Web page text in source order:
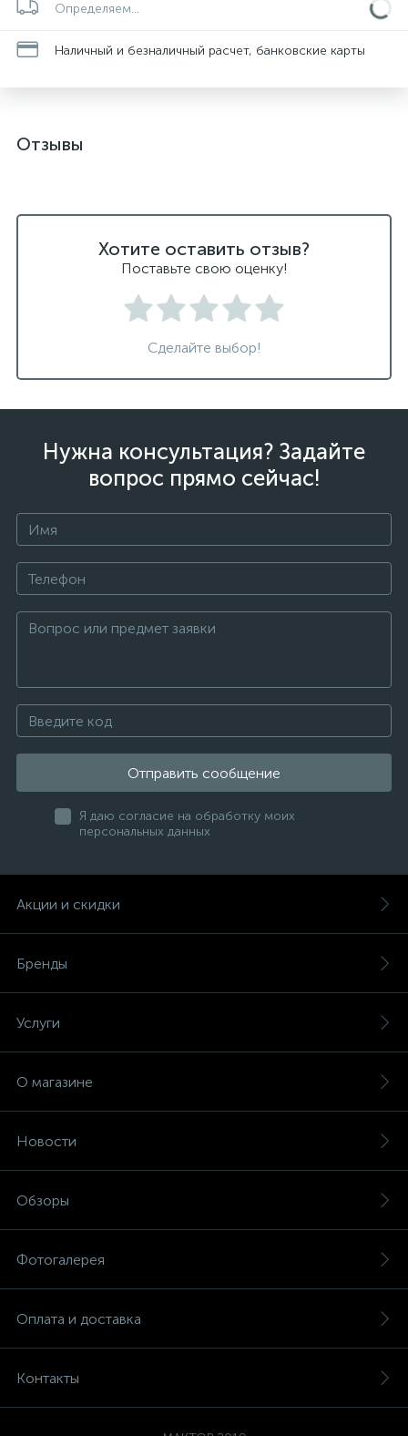
Определяем...
Наличный и безналичный расчет, банковские карты
Отзывы
Хотите оставить отзыв?
Поставьте свою оценку!
Сделайте выбор!
Нужна консультация? Задайте
вопрос прямо сейчас!
Отправить сообщение
Я даю согласие на обработку моих
персональных данных
Акции и скидки
Бренды
Услуги
О магазине
Новости
Обзоры
Фотогалерея
Оплата и доставка
Контакты